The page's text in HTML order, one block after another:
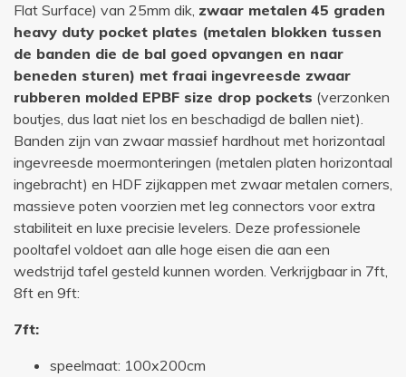
Flat Surface) van 25mm dik, zwaar metalen 45 graden
heavy duty pocket plates (metalen blokken tussen
de banden die de bal goed opvangen en naar
beneden sturen) met fraai ingevreesde zwaar
rubberen molded EPBF size drop pockets (verzonken
boutjes, dus laat niet los en beschadigd de ballen niet).
Banden zijn van zwaar massief hardhout met horizontaal
ingevreesde moermonteringen (metalen platen horizontaal
ingebracht) en HDF zijkappen met zwaar metalen corners,
massieve poten voorzien met leg connectors voor extra
stabiliteit en luxe precisie levelers. Deze professionele
pooltafel voldoet aan alle hoge eisen die aan een
wedstrijd tafel gesteld kunnen worden. Verkrijgbaar in 7ft,
8ft en 9ft:
7ft:
speelmaat: 100x200cm